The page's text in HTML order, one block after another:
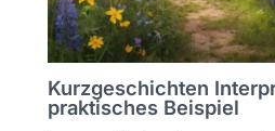
Kurzgeschichten
praktisches Beispiel